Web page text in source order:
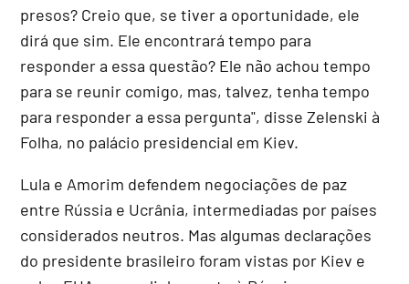
presos? Creio que, se tiver a oportunidade, ele
dirá que sim. Ele encontrará tempo para
responder a essa questão? Ele não achou tempo
para se reunir comigo, mas, talvez, tenha tempo
para responder a essa pergunta", disse Zelenski à
Folha, no palácio presidencial em Kiev.
Lula e Amorim defendem negociações de paz
entre Rússia e Ucrânia, intermediadas por países
considerados neutros. Mas algumas declarações
do presidente brasileiro foram vistas por Kiev e